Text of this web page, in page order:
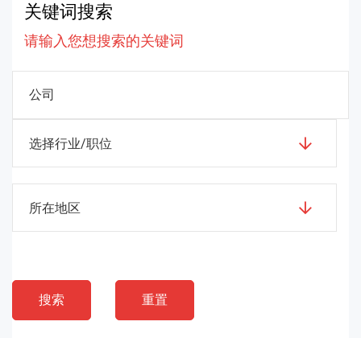
关键词搜索
请输入您想搜索的关键词
选择行业/职位
所在地区
搜索 重置